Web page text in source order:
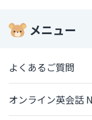
メニュー
よくあるご質問
オンライン英会話